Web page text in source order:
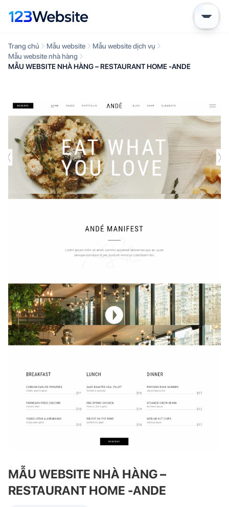
Trang chủ Mẫu website
Mẫu website dịch vụ
Mẫu website nhà hàng
MẪU WEBSITE NHÀ HÀNG – RESTAURANT HOME -ANDE
MẪU WEBSITE NHÀ HÀNG –
RESTAURANT HOME -ANDE